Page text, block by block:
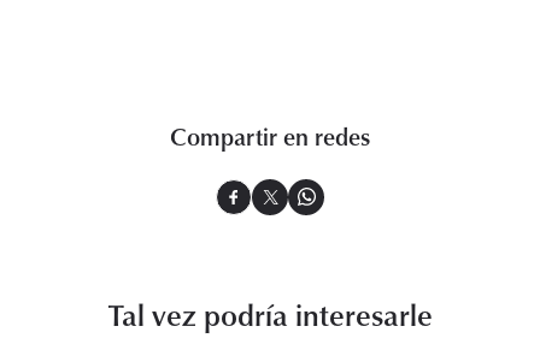
Compartir en redes
Tal vez podría interesarle